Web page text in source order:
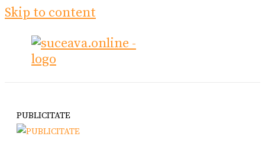
Skip to content
PUBLICITATE